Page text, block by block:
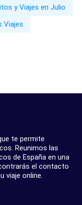
y Viajes en Julio
Viajes
te permite
Reunimos las
de España en una
el contacto
viaje online.